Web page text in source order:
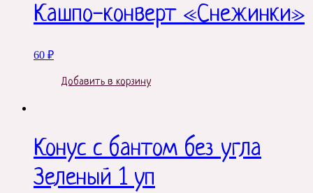
Кашпо-конверт «Снежинки»
60 ₽
Добавить в корзину
Конус с бантом без угла
Зеленый 1 уп